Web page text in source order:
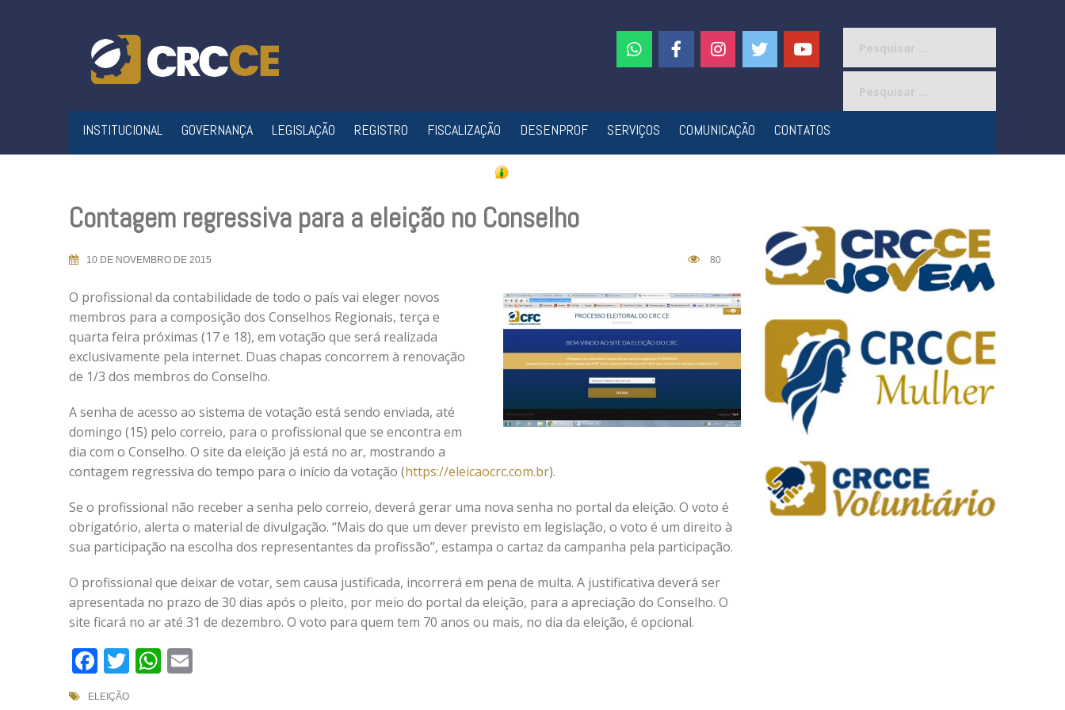
INSTITUCIONAL GOVERNANÇA LEGISLAÇÃO REGISTRO FISCALIZAÇÃO DESENPROF SERVIÇOS COMUNICAÇÃO CONTATOS
Contagem regressiva para a eleição no Conselho
10 DE NOVEMBRO DE 2015 80
O profissional da contabilidade de todo o país vai eleger novos
membros para a composição dos Conselhos Regionais, terça e
quarta feira próximas (17 e 18), em votação que será realizada
exclusivamente pela internet. Duas chapas concorrem à renovação
de 1/3 dos membros do Conselho.
A senha de acesso ao sistema de votação está sendo enviada, até
domingo (15) pelo correio, para o profissional que se encontra em
dia com o Conselho. O site da eleição já está no ar, mostrando a
contagem regressiva do tempo para o início da votação (https://eleicaocrc.com.br).
Se o profissional não receber a senha pelo correio, deverá gerar uma nova senha no portal da eleição. O voto é
obrigatório, alerta o material de divulgação. “Mais do que um dever previsto em legislação, o voto é um direito à
sua participação na escolha dos representantes da profissão”, estampa o cartaz da campanha pela participação.
O profissional que deixar de votar, sem causa justificada, incorrerá em pena de multa. A justificativa deverá ser
apresentada no prazo de 30 dias após o pleito, por meio do portal da eleição, para a apreciação do Conselho. O
site ficará no ar até 31 de dezembro. O voto para quem tem 70 anos ou mais, no dia da eleição, é opcional.
Facebook
TwitterWhatsApp
ELEIÇÃO